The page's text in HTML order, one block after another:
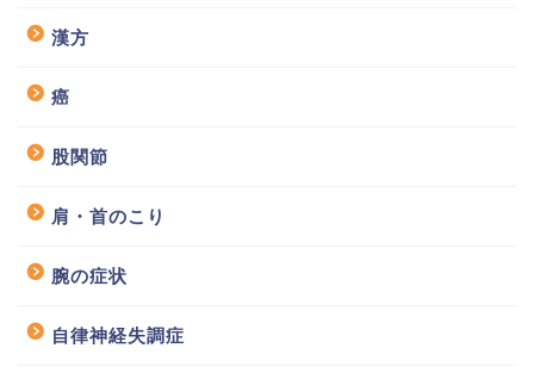
漢方
癌
股関節
肩・首のこり
腕の症状
自律神経失調症